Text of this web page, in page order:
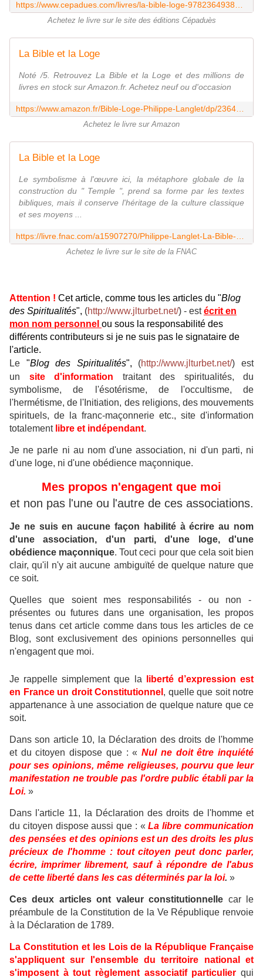
Achetez le livre sur le site des éditions Cépaduès
La Bible et la Loge
Noté /5. Retrouvez La Bible et la Loge et des millions de
livres en stock sur Amazon.fr. Achetez neuf ou d'occasion
Achetez le livre sur Amazon
La Bible et la Loge
Le symbolisme à l'œuvre ici, la métaphore globale de la
construction du " Temple ", prend sa forme par les textes
bibliques, mais il conserve l'héritage de la culture classique
et ses moyens ...
Achetez le livre sur le site de la FNAC
Attention ! Cet article, comme tous les articles du "Blog
des Spiritualités", (http://www.jlturbet.net/) - estécrit en
mon nom personnel ou sous la responsabilité des
différents contributeurs si je ne suis pas le signataire de
l'article.
Le "Blog des Spiritualités", (http://www.jlturbet.net/) est
un site d'information traitant des spiritualités, du
symbolisme, de l'ésotérisme, de l'occultisme, de
l'hermétisme, de l'Initiation, des religions, des mouvements
spirituels, de la franc-maçonnerie etc., site d'information
totalement libre et indépendant.
Je ne parle ni au nom d'une association, ni d'un parti, ni
d'une loge, ni d'une obédience maçonnique.
Mes propos n'engagent que moi
et non pas l'une ou l'autre de ces associations.
Je ne suis en aucune façon habilité à écrire au nom
d'une association, d'un parti, d'une loge, d'une
obédience maçonnique.Tout ceci pour que cela soit bien
clair, qu'il n'y ait aucune ambiguïté de quelque nature que
ce soit.
Quelles que soient mes responsabilités - ou non -
présentes ou futures dans une organisation, les propos
tenus dans cet article comme dans tous les articles de ce
Blog, sont exclusivement des opinions personnelles qui
n'engagent que moi.
Je rappelle simplement que la
liberté d’expression est
en France un droit Constitutionnel , quelle que soit notre
appartenance à une association de quelque nature que ce
soit.
Dans son article 10, la Déclaration des droits de l'homme
et du citoyen dispose que : «Nul ne doit être inquiété
pour ses opinions, même religieuses, pourvu que leur
manifestation ne trouble pas l'ordre public établi par la
Loi. »
Dans l'article 11, la Déclaration des droits de l'homme et
du citoyen dispose aussi que : «La libre communication
des pensées et des opinions est un des droits les plus
précieux de l'homme : tout citoyen peut donc parler,
écrire, imprimer librement, sauf à répondre de l'abus
de cette liberté dans les cas déterminés par la loi. »
Ces deux articles ont valeur constitutionnelle car le
préambule de la Constitution de la Ve République renvoie
à la Déclaration de 1789.
La Constitution et les Lois de la République Française
s'appliquent sur l'ensemble du territoire national et
s'imposent à tout règlement associatif particulier qui